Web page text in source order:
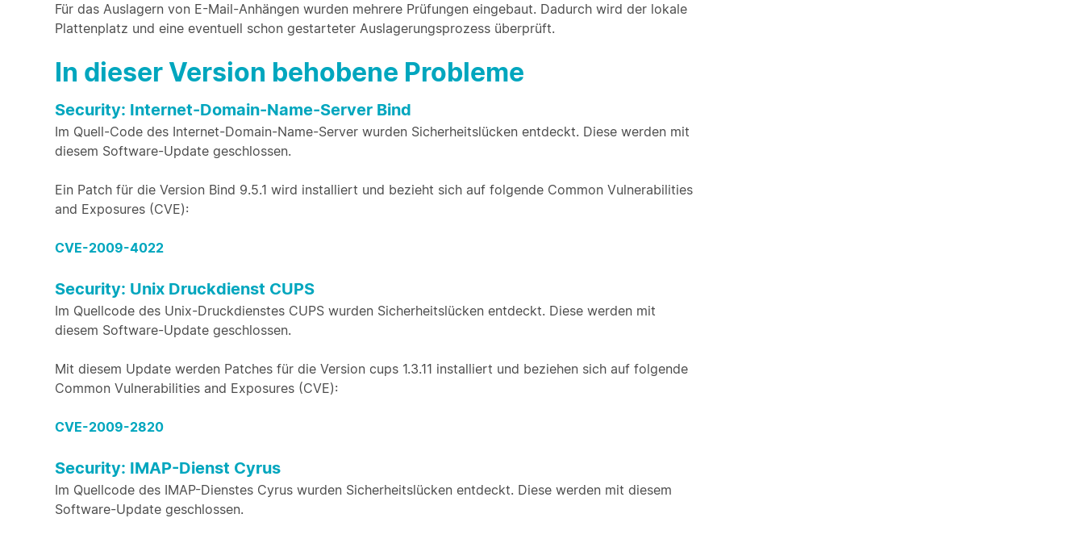
Für das Auslagern von E-Mail-Anhängen wurden mehrere Prüfungen eingebaut. Dadurch wird der lokale
Plattenplatz und eine eventuell schon gestarteter Auslagerungsprozess überprüft.
In dieser Version behobene Probleme
Security: Internet-Domain-Name-Server Bind
Im Quell-Code des Internet-Domain-Name-Server wurden Sicherheitslücken entdeckt. Diese werden mit
diesem Software-Update geschlossen.
Ein Patch für die Version Bind 9.5.1 wird installiert und bezieht sich auf folgende Common Vulnerabilities
and Exposures (CVE):
CVE-2009-4022
Security: Unix Druckdienst CUPS
Im Quellcode des Unix-Druckdienstes CUPS wurden Sicherheitslücken entdeckt. Diese werden mit
diesem Software-Update geschlossen.
Mit diesem Update werden Patches für die Version cups 1.3.11 installiert und beziehen sich auf folgende
Common Vulnerabilities and Exposures (CVE):
CVE-2009-2820
Security: IMAP-Dienst Cyrus
Im Quellcode des IMAP-Dienstes Cyrus wurden Sicherheitslücken entdeckt. Diese werden mit diesem
Software-Update geschlossen.